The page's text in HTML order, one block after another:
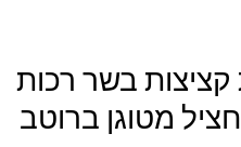
בשר רכות
מטוגן ברוטב